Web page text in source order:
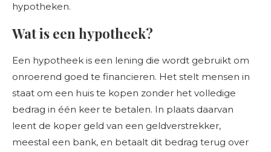
hypotheken.
Wat is een hypotheek?
Een hypotheek is een lening die wordt gebruikt om
onroerend goed te financieren. Het stelt mensen in
staat om een huis te kopen zonder het volledige
bedrag in één keer te betalen. In plaats daarvan
leent de koper geld van een geldverstrekker,
meestal een bank, en betaalt dit bedrag terug over